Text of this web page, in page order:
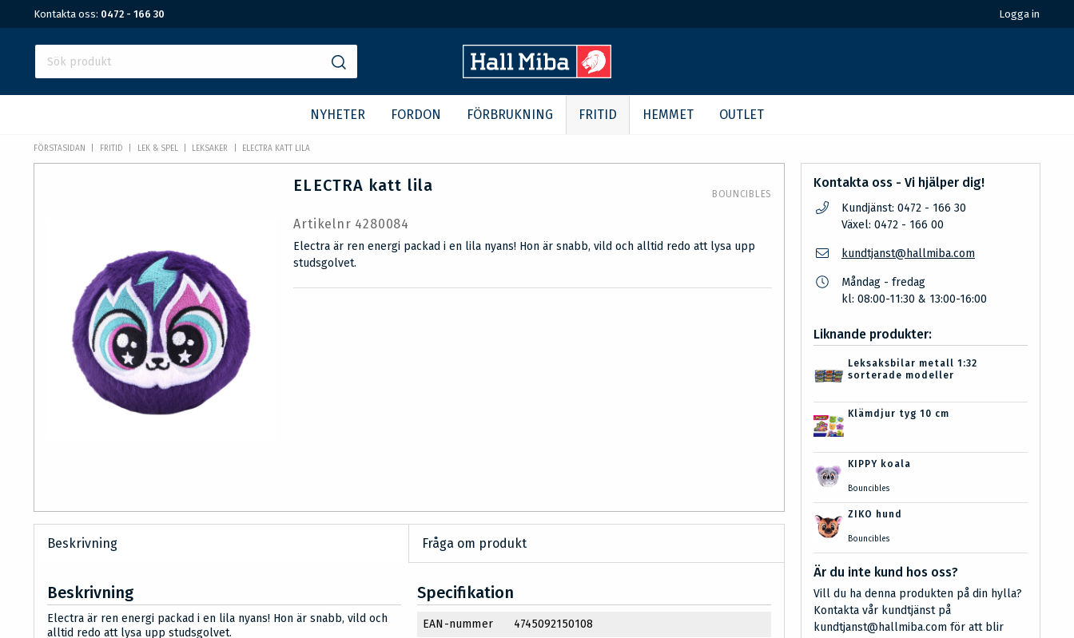
Kontakta oss: 0472 - 166 30 Logga in
NYHETER FORDON FÖRBRUKNING FRITID HEMMET OUTLET
FÖRSTASIDAN FRITID LEK & SPEL LEKSAKER ELECTRA KATT LILA
ELECTRA katt lila BOUNCIBLES
Artikelnr 4280084
Electra är ren energi packad i en lila nyans! Hon är snabb, vild och alltid redo att lysa upp
studsgolvet.
Beskrivning Fråga om produkt
Beskrivning
Electra är ren energi packad i en lila nyans! Hon är snabb, vild och
alltid redo att lysa upp studsgolvet.
Specifikation
EAN-nummer
4745092150108
Kontakta oss - Vi hjälper dig!
Kundjänst: 0472 - 166 30
Växel: 0472 - 166 00
kundtjanst@hallmiba.com
Måndag - fredag
kl: 08:00-11:30 & 13:00-16:00
Liknande produkter:
Leksaksbilar metall 1:32
sorterade modeller
Klämdjur tyg 10 cm
KIPPY koala
Bouncibles
ZIKO hund
Bouncibles
Är du inte kund hos oss?
Vill du ha denna produkten på din hylla?
Kontakta vår kundtjänst på
kundtjanst@hallmiba.com för att blir